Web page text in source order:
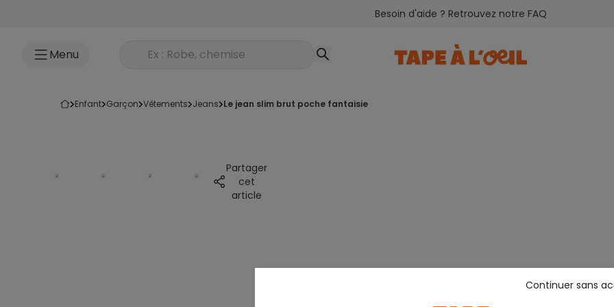
Besoin d'aide ? Retrouvez notre FAQ
Menu Rechercher un produit
enfant garçon vêtements jeans le jean slim brut poche fantaisie
Partager
cet
article
Continuer sans